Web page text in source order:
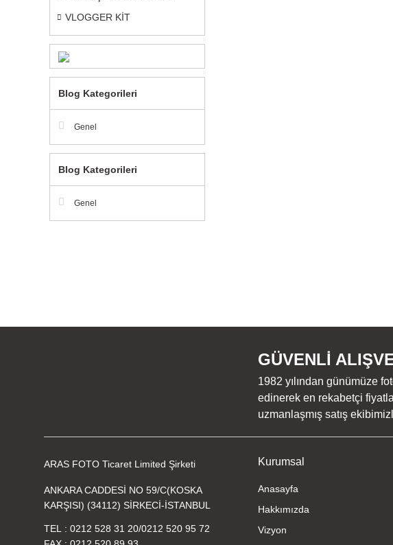
VLOGGER KİT
Blog Kategorileri
Genel
Blog Kategorileri
Genel
GÜVENLİ
1982 yılından günümüze
edinerek en rekabetçi
uzmanlaşmış satış
ARAS FOTO Ticaret Limited Şirketi
ANKARA CADDESİ NO 59/C(KOSKA
KARŞISI) (34112) SİRKECİ-İSTANBUL
TEL 0212 528 31 20/0212 520 95 72
Kurumsal
Anasayfa
Hakkımızda
Vizyon